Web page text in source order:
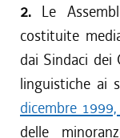
2. Le
costituite
dai Sindaci dei
linguistiche ai
dicembre
delle